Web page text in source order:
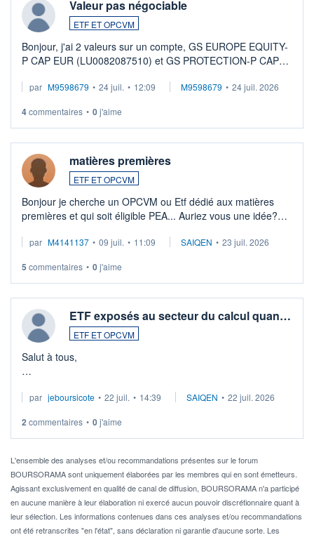
Valeur pas négociable
ETF ET OPCVM
Bonjour, j'ai 2 valeurs sur un compte, GS EUROPE EQUITY-
P CAP EUR (LU0082087510) et GS PROTECTION-P CAP
veux procéder à la vente, on me signale ...
par M9598679 • 24 juil. • 12:09 M9598679 • 24 juil. 2026
4commentaires • 0j'aime
matières premières
ETF ET OPCVM
Bonjour je cherche un OPCVM ou Etf dédié aux matières
premières et qui soit éligible PEA... Auriez vous une idée?
par M4141137 • 09 juil. • 11:09 SAIQEN • 23 juil. 2026
5 commentaires • 0j'aime
ETF exposés au secteur du calcul quan…
ETF ET OPCVM
Salut à tous,
via un ETF plutôt que des actions individuelles.
Idéalement, je voudrais qu'il soit éligible au PEA.
Pour l' ...
par jeboursicote • 22 juil. • 14:39 SAIQEN • 22 juil. 2026
2 commentaires • 0j'aime
L'ensemble des analyses et/ou recommandations présentes sur le forum
BOURSORAMA sont uniquement élaborées par les membres qui en sont émetteurs.
Agissant exclusivement en qualité de canal de diffusion, BOURSORAMA n'a participé
en aucune manière à leur élaboration ni exercé aucun pouvoir discrétionnaire quant à
leur sélection. Les informations contenues dans ces analyses et/ou recommandations
ont été retranscrites "en l'état", sans déclaration ni garantie d'aucune sorte. Les